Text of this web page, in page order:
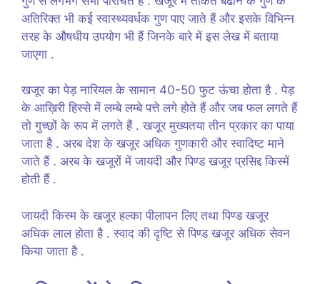
अतिरिक्त भी कई स्वास्थ्यवर्धक गुण पाए जाते हैं और इसके विभिन्न
तरह के औषधीय उपयोग भी हैं जिनके बारे में इस लेख में बताया
जाएगा .
खजूर का पेड़ नारियल के सामान 40-50 फुट ऊंचा होता है . पेड़
के आख़िरी हिस्से में लम्बे लम्बे पत्ते लगे होते हैं और जब फल लगते हैं
तो गुच्छों के रूप में लगते हैं . खजूर मुख्यतया तीन प्रकार का पाया
जाता है . अरब देश के खजूर अधिक गुणकारी और स्वादिष्ट माने
जाते हैं . अरब के खजूरों में जायदी और पिण्ड खजूर प्रसिद्द किस्में
होती हैं .
जायदी किस्म के खजूर हल्का पीलापन लिए तथा पिण्ड खजूर
अधिक लाल होता है . स्वाद की दृष्टि से पिण्ड खजूर अधिक सेवन
किया जाता है .